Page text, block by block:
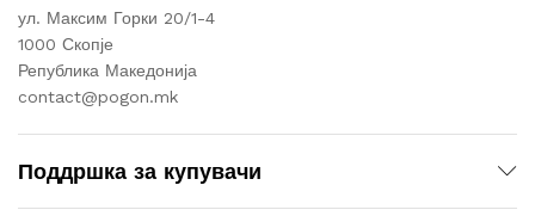
ул. Максим Горки 20/1-4
1000 Скопје
Република Македонија
contact@pogon.mk
Поддршка за купувачи